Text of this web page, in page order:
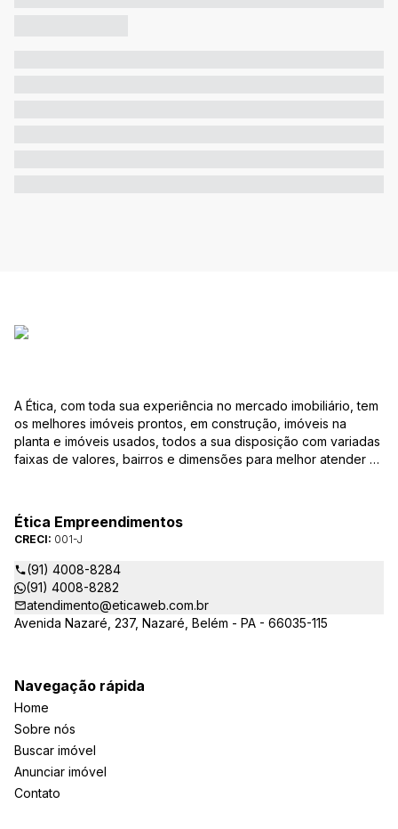
A Ética, com toda sua experiência no mercado imobiliário, tem
os melhores imóveis prontos, em construção, imóveis na
planta e imóveis usados, todos a sua disposição com variadas
faixas de valores, bairros e dimensões para melhor atender as
sempre prontos para responder-lhe todas as suas dúvidas
sobre casas, apartamentos, terrenos, salas comerciais e
outros produtos imobiliários.
Ética Empreendimentos
CRECI: 001-J
(91) 4008-8284
(91) 4008-8282
atendimento@eticaweb.com.br
Avenida Nazaré, 237, Nazaré, Belém - PA - 66035-115
Navegação rápida
Home
Sobre nós
Buscar imóvel
Anunciar imóvel
Contato